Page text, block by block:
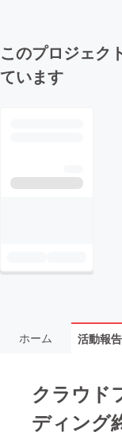
このプロジェク
ています
ホーム 活動報告
クラウド
ディング